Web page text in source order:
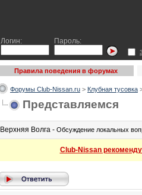
Логин: Пароль:
Правила поведения в форумах
Форумы Club-Nissan.ru > Клубная тусовка
Представляемся
Верхняя Волга - Обсуждение локальных
Club-Nissan